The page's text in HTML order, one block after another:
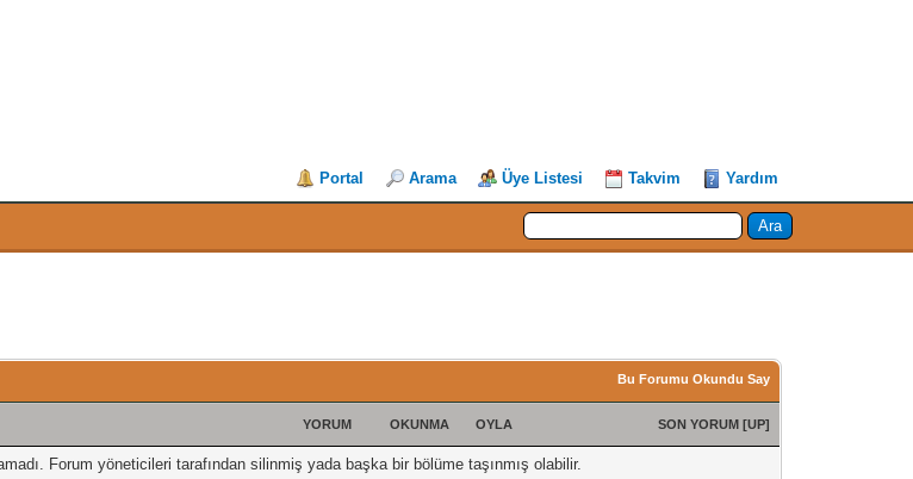
Portal Arama Üye Listesi Takvim Yardım
Bu Forumu Okundu Say
YORUM OKUNMA OYLA SON YORUM [UP]
Forum yöneticileri tarafından silinmiş yada başka bir bölüme taşınmış olabilir.